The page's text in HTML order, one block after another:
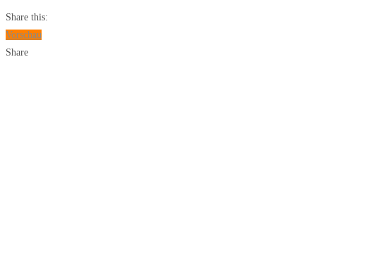
Share this:
Vorschau
Share